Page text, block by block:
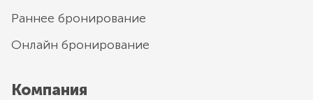
Раннее бронирование
Онлайн бронирование
Компания